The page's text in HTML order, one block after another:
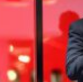
12:00
11:00